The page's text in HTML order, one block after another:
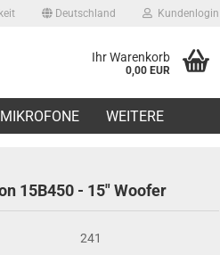
Deutschland Kundenlogin
Ihr Warenkorb
0,00 EUR
MIKROFONE WEITERE
15B450 - 15" Woofer
241